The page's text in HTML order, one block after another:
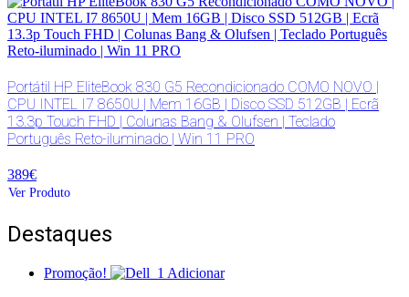
Portátil HP EliteBook 830 G5 Recondicionado COMO NOVO |
CPU INTEL I7 8650U | Mem 16GB | Disco SSD 512GB | Ecrã
13.3p Touch FHD | Colunas Bang & Olufsen | Teclado
Português Reto-iluminado | Win 11 PRO
389€
Ver Produto
Destaques
Promoção! Adicionar